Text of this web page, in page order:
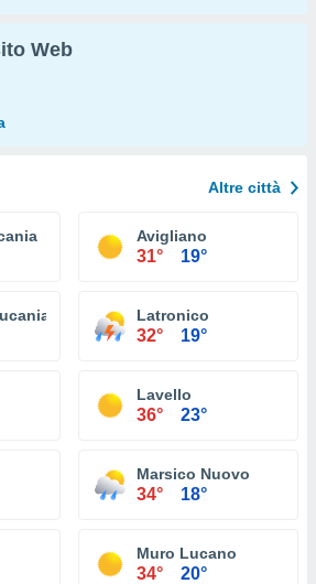
Web
Altre città
Avigliano
31° 19°
Latronico
32° 19°
Lavello
36° 23°
Marsico Nuovo
34° 18°
Muro Lucano
34° 20°